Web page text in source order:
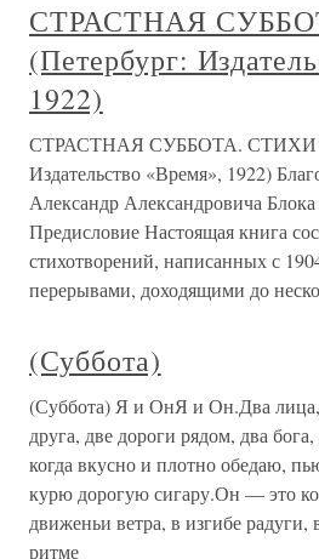
СТРАСТНАЯ
(Петербург:
1922)
СТРАСТНАЯ СУББОТА. СТИХИ
Издательство «Время», 1922)
Александр Александровича
Предисловие Настоящая книга
стихотворений, написанных с
перерывами, доходящими до
(Суббота)
(Суббота) Я и ОнЯ и Он.Два лица,
друга, две дороги рядом, два
когда вкусно и плотно обедаю,
курю дорогую сигару.Он — это
движеньи ветра, в изгибе радуги,
ритме